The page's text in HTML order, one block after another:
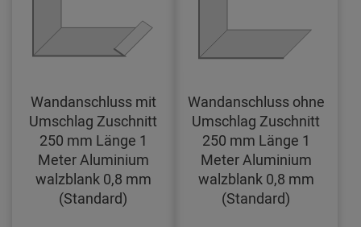
Wandanschluss mit
Umschlag Zuschnitt
250 mm Länge 1
Meter Aluminium
walzblank 0,8 mm
(Standard)
Wandanschluss ohne
Umschlag Zuschnitt
250 mm Länge 1
Meter Aluminium
walzblank 0,8 mm
(Standard)